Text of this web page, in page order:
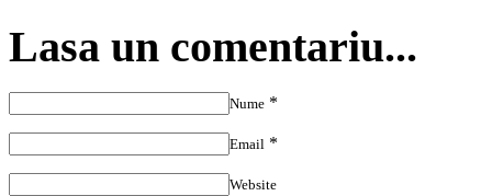
Lasa un comentariu...
Nume *
Email *
Website